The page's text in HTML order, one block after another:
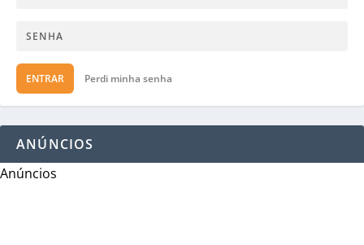
ENTRAR Perdi minha senha
ANÚNCIOS
Anúncios